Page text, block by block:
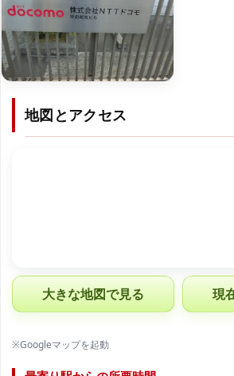
地図とアクセス
大きな地図で見る 現
※Googleマップを起動